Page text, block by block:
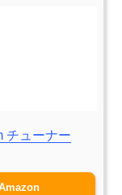
チューナー